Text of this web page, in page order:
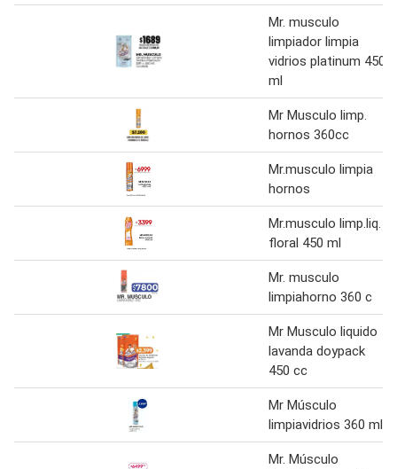
Mr. musculo
limpiador limpia
vidrios platinum 450
ml
Mr Musculo limp.
hornos 360cc
Mr.musculo limpia
hornos
Mr.musculo limp.liq.
floral 450 ml
Mr. musculo
limpiahorno 360 c
Mr Musculo liquido
lavanda doypack
450 cc
Mr Músculo
limpiavidrios 360 ml
Mr. Músculo